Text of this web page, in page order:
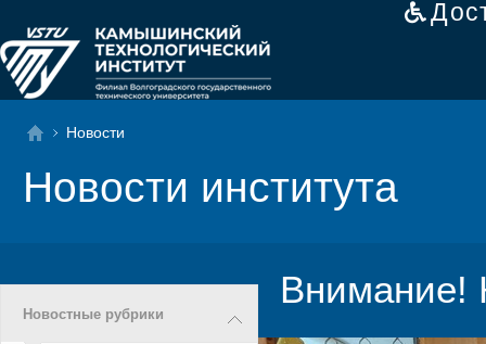
Новости
Новости института
Новостные рубрики
Внимание!